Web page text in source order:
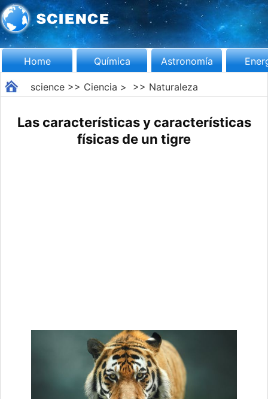
Home Química Astronomía
science>> Ciencia > >> Naturaleza
Las características y características
físicas de un tigre